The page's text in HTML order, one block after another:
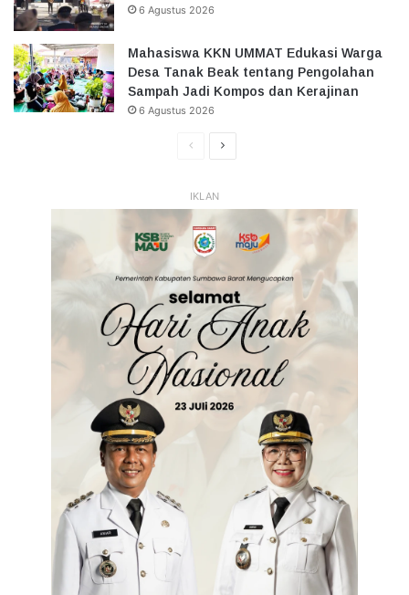
6 Agustus 2026
Mahasiswa KKN UMMAT Edukasi Warga
Desa Tanak Beak tentang Pengolahan
Sampah Jadi Kompos dan Kerajinan
6 Agustus 2026
HalamanHalaman
IKLAN